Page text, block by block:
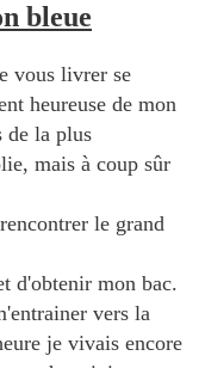
bleue
vous livrer se
heureuse de mon
de la plus
mais à coup sûr
le grand
d'obtenir mon bac.
vers la
je vivais encore